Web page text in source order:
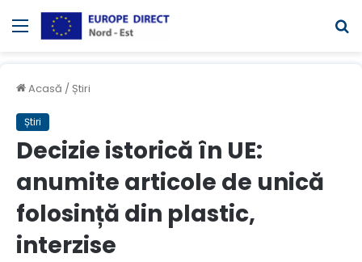
Meniul
Acasă / Știri
Știri
Decizie istorică în UE:
anumite articole de unică
folosință din plastic,
interzise